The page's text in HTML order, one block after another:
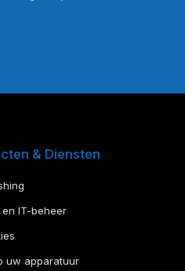
& Diensten
en IT-beheer
uw apparatuur